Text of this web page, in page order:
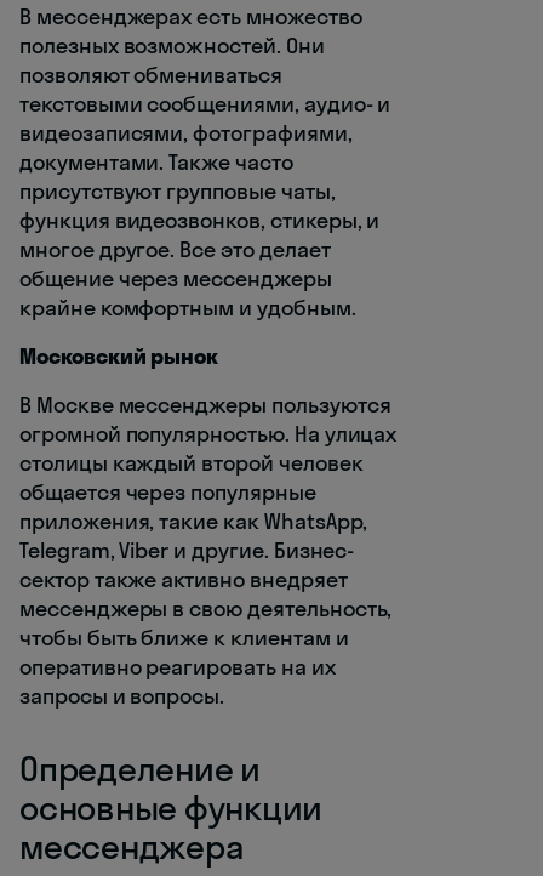
В мессенджерах есть множество
полезных возможностей. Они
позволяют обмениваться
текстовыми сообщениями, аудио- и
видеозаписями, фотографиями,
документами. Также часто
присутствуют групповые чаты,
функция видеозвонков, стикеры, и
многое другое. Все это делает
общение через мессенджеры
крайне комфортным и удобным.
Московский рынок
В Москве мессенджеры пользуются
огромной популярностью. На улицах
столицы каждый второй человек
общается через популярные
приложения, такие как WhatsApp,
Telegram, Viber и другие. Бизнес-
сектор также активно внедряет
мессенджеры в свою деятельность,
чтобы быть ближе к клиентам и
оперативно реагировать на их
запросы и вопросы.
Определение и
основные функции
мессенджера